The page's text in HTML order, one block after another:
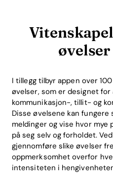
I tillegg tilbyr appen over
øvelser, som er designet for
kommunikasjon-, tillit- og
Disse øvelsene kan fungere
meldinger og vise hvor mye
på seg selv og forholdet.
gjennomføre slike øvelser
oppmerksomhet overfor
intensiteten i